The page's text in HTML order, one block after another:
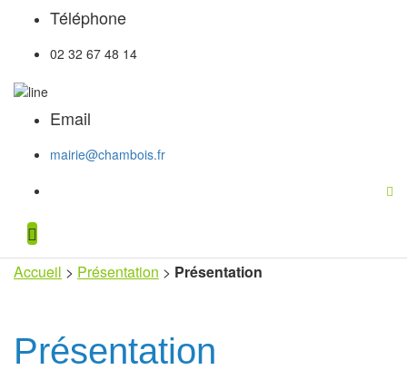
Téléphone
02 32 67 48 14
Email
mairie@chambois.fr
Accueil > Présentation > Présentation
Présentation